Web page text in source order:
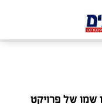
שמו של פרויקט